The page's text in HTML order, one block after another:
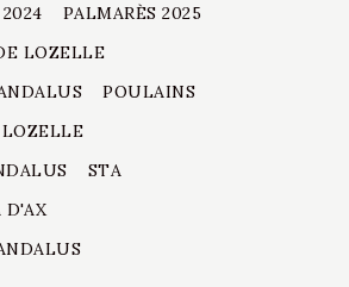
PALMARÈS 2025
LOZELLE
POULAINS
STA
D'AX